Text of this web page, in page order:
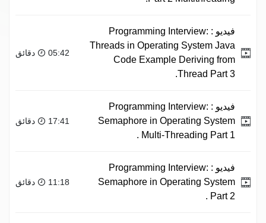
فيديو : Programming Interview:
Threads in Operating System Java
Code Example Deriving from
Thread Part 3.
05:42 دقائق
فيديو : Programming Interview:
Semaphore in Operating System
Multi-Threading Part 1 .
17:41 دقائق
فيديو : Programming Interview:
Semaphore in Operating System
Part 2 .
11:18 دقائق